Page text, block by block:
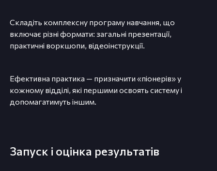
Складіть комплексну програму навчання, що
включає різні формати: загальні презентації,
практичні воркшопи, відеоінструкції.
Ефективна практика — призначити «піонерів» у
кожному відділі, які першими освоять систему і
допомагатимуть іншим.
Запуск і оцінка результатів